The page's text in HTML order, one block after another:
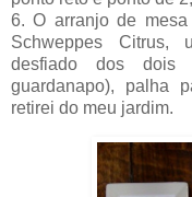
6. O arranjo de
Schweppes Citrus,
desfiado dos dois
guardanapo), palha
retirei do meu jardim.